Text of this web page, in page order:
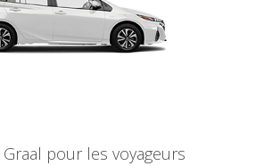
Graal pour les voyageurs